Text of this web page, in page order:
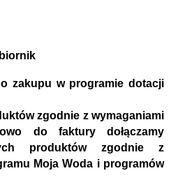
zakupu w programie dotacji
zgodnie z wymaganiami
do faktury dołączamy
produktów zgodnie z
Moja Woda i programów